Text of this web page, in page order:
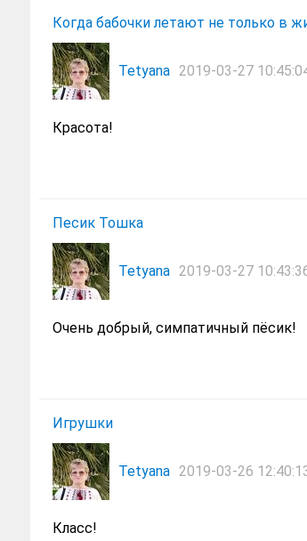
Когда бабочки летают не только в
Tetyana 2019-03-27
Красота!
Песик Тошка
Tetyana 2019-03-27
Очень добрый, симпатичный пёсик!
Игрушки
Tetyana 2019-03-26
Класс!